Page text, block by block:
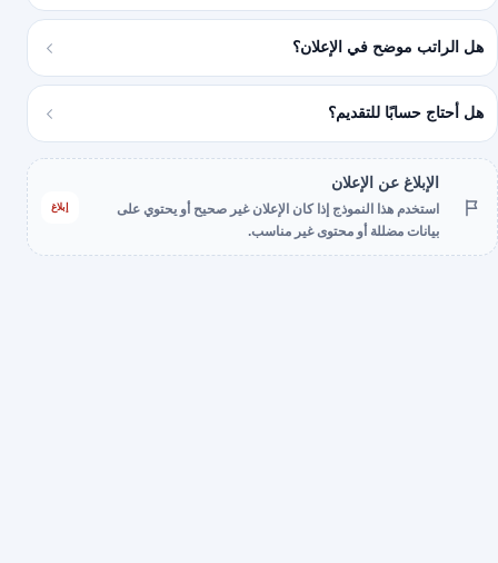
هل الراتب موضح في الإعلان؟
هل أحتاج حسابًا للتقديم؟
الإبلاغ عن الإعلان
استخدم هذا النموذج إذا كان الإعلان غير صحيح أو يحتوي على
بيانات مضللة أو محتوى غير مناسب.
إبلاغ